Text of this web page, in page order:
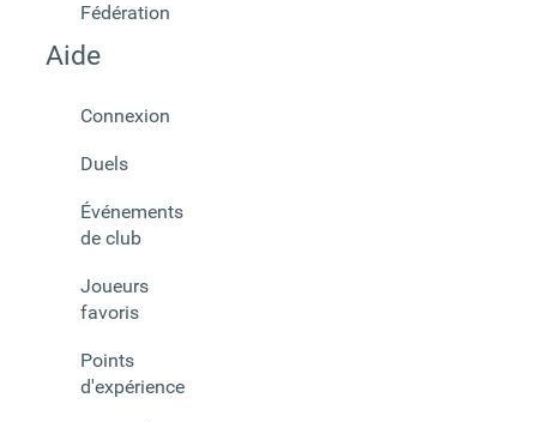
Fédération
Aide
Connexion
Duels
Événements
de club
Joueurs
favoris
Points
d'expérience